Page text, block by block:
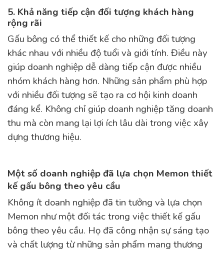
5. Khả năng tiếp cận đối tượng khách hàng
rộng rãi
Gấu bông có thể thiết kế cho những đối tượng
khác nhau với nhiều độ tuổi và giới tính. Điều này
giúp doanh nghiệp dễ dàng tiếp cận được nhiều
nhóm khách hàng hơn. Những sản phẩm phù hợp
với nhiều đối tượng sẽ tạo ra cơ hội kinh doanh
đáng kể. Không chỉ giúp doanh nghiệp tăng doanh
thu mà còn mang lại lợi ích lâu dài trong việc xây
dựng thương hiệu.
Một số doanh nghiệp đã lựa chọn Memon thiết
kế gấu bông theo yêu cầu
Không ít doanh nghiệp đã tin tưởng và lựa chọn
Memon như một đối tác trong việc thiết kế gấu
bông theo yêu cầu. Họ đã công nhận sự sáng tạo
và chất lượng từ những sản phẩm mang thương